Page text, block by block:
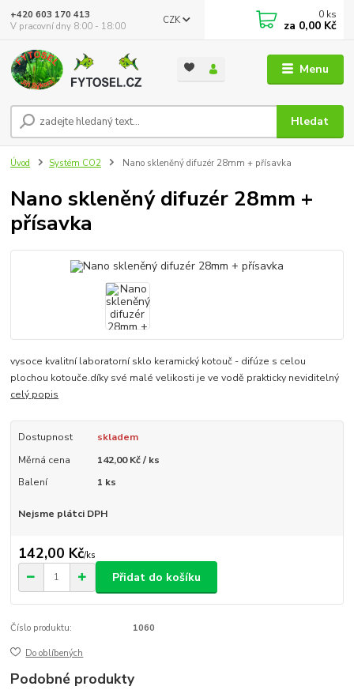
Menu
CZK
Hledat
+420 603 170 413
V pracovní dny 8:00 - 18:00
0 ks
za 0,00 Kč
Úvod Systém CO2 Nano skleněný difuzér 28mm + přísavka
Nano skleněný difuzér 28mm +
přísavka
vysoce kvalitní laboratorní sklo keramický kotouč - difúze s celou
plochou kotouče.díky své malé velikosti je ve vodě prakticky neviditelný
celý popis
Dostupnost
skladem
Měrná cena
142,00 Kč / ks
Balení
1 ks
Nejsme plátci DPH
142,00 Kč/ks
Přidat do košíku
Číslo produktu: 1060
Do oblíbených
Podobné produkty